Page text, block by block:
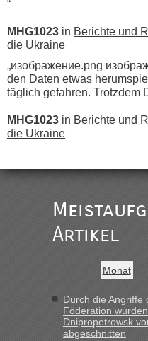
“
MHG1023 in Berichte und
die Ukraine
„изображение.png
den Daten etwas
täglich gefahren. Trotzdem
MHG1023 in Berichte und
die Ukraine
Ist korrekt, aber ich finde
darauf hinweisen können.
War aber nicht "böse"
buchbar - warum auch
Hab´s versucht -
Strecke fahren wir nicht"
Artikel
Monat
Durch die Angriffe
Föderation
Dnipropetrowsk
abgeschnitten